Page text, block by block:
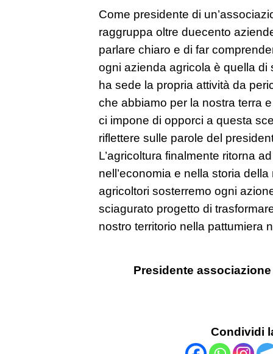
Come presidente di
raggruppa oltre duecento
parlare chiaro e di far
ogni azienda agricola è quella di
ha sede la propria attività da
che abbiamo per la nostra terra
ci impone di opporci a questa
riflettere sulle parole del
L’agricoltura finalmente ritorna
nell’economia e nella storia
agricoltori sosterremo ogni
sciagurato progetto di
nostro territorio nella pattumiera
Presidente
Condividi